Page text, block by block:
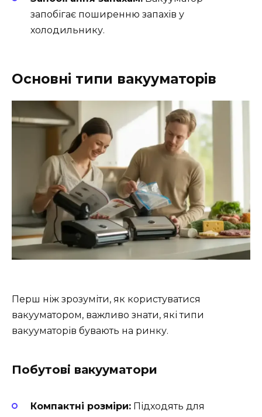
запобігає поширенню запахів у
холодильнику.
Основні типи вакууматорів
Перш ніж зрозуміти, як користуватися
вакууматором, важливо знати, які типи
вакууматорів бувають на ринку.
Побутові вакууматори
Компактні розміри: Підходять для